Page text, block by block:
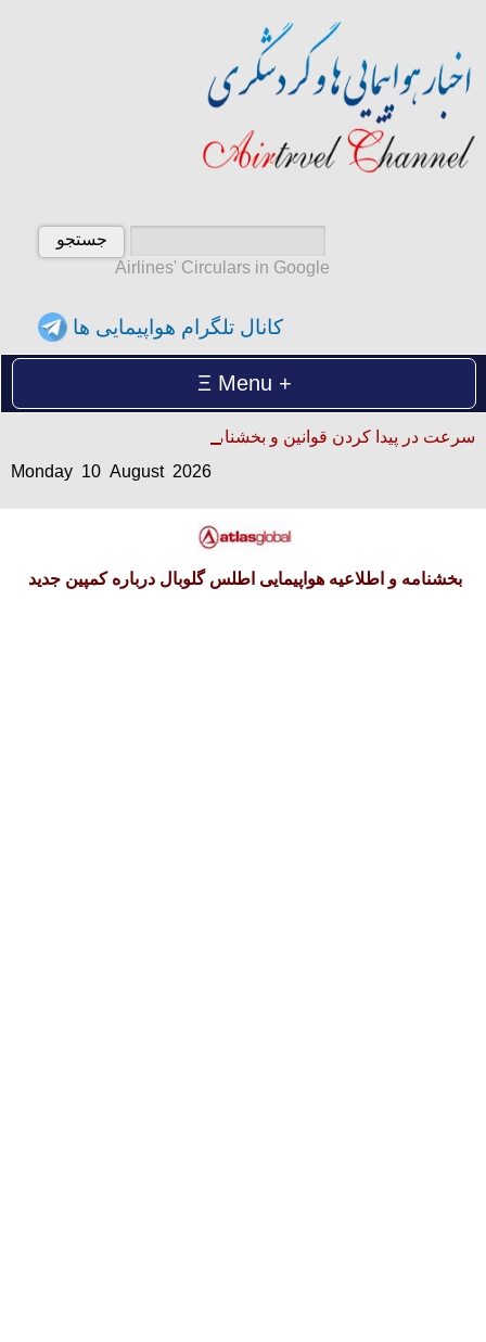
Airlines' Circulars in Google
کانال تلگرام هواپیمایی ها
Menu
سرعت در پیدا کردن قوانین و بخشنامه ها
Monday 10 August 2026
Monday 10 August 2026
بخشنامه و اطلاعیه هواپیمایی اطلس گلوبال درباره کمپین جدید